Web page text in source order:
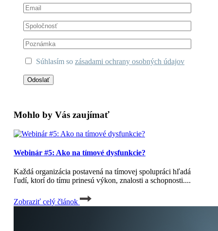
Súhlasím so zásadami ochrany osobných údajov
Mohlo by Vás zaujímať
Webinár #5: Ako na tímové dysfunkcie?
Každá organizácia postavená na tímovej spolupráci hľadá
ľudí, ktorí do tímu prinesú výkon, znalosti a schopnosti....
Zobraziť celý článok